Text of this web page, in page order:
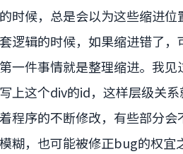
时候，总是会以为这些缩进
逻辑的时候，如果缩进错了
一件事情就是整理缩进。我
上这个div的id，这样层级关系
程序的不断修改，有些部分
糊，也可能被修正bug的权